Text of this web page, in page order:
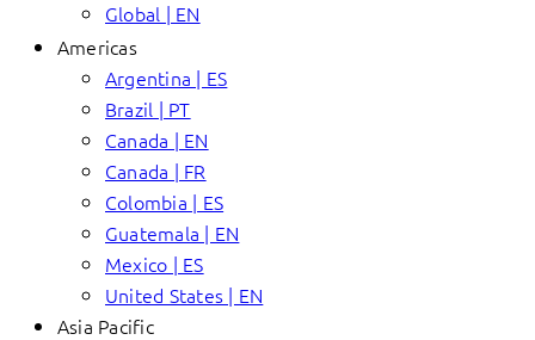
Global | EN
Americas
Argentina | ES
Brazil | PT
Canada | EN
Canada | FR
Colombia | ES
Guatemala | EN
Mexico | ES
United States | EN
Asia Pacific